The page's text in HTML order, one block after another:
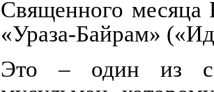
Священного месяца
«Ураза-Байрам»
Это – один из